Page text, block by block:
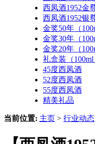
西凤酒1952金
西凤酒1952银
金奖50年（
金奖30年（
金奖20年（
礼盒装（100ml
45度西凤酒
52度西凤酒
55度西凤酒
精美礼品
当前位置: 主页 > 行业动态